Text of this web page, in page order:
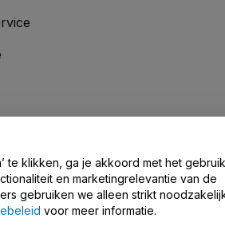
Neem Contact Met Ons Op
te klikken, ga je akkoord met het gebruik
en marketingrelevantie van de
gebruiken we alleen strikt
voor meer informatie.